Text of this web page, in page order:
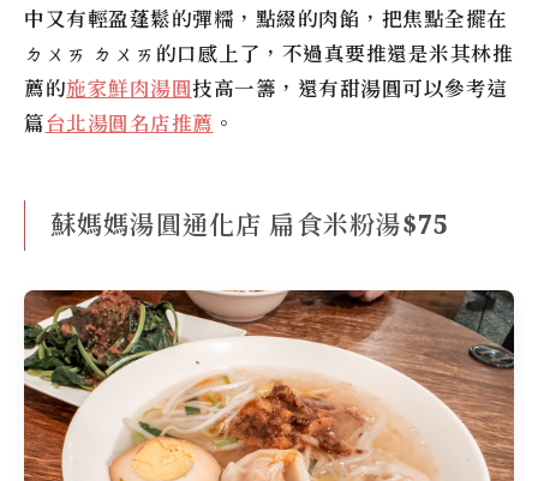
中又有輕盈蓬鬆的彈糯，點綴的肉餡，把焦點全擺在
ㄉㄨㄞ ㄉㄨㄞ的口感上了，不過真要推還是米其林推
薦的施家鮮肉湯圓技高一籌，還有甜湯圓可以參考這
篇台北湯圓名店推薦 。
蘇媽媽湯圓通化店 扁食米粉湯$75